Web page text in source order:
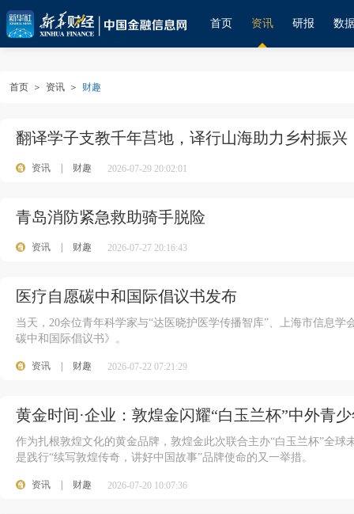
首页 资讯 研报 数
首页 ＞ 资讯 ＞ 财趣
翻译学子支教千年莒地，译行山海助力乡村振兴
资讯 财趣 2026-07-29 20:02:01
青岛消防紧急救助骑手脱险
资讯 财趣 2026-07-27 20:16:43
医疗自愿碳中和国际倡议书发布
当天，20余位青年科学家与“达医晓护医学传播智库”、上海市信息
碳中和国际倡议书》。
资讯 财趣 2026-07-22 07:21:29
黄金时间·企业：敦煌金闪耀“白玉兰杯”中外青
作为扎根敦煌文化的黄金品牌，敦煌金此次联合主办“白玉兰杯”全球
是践行“续写敦煌传奇，讲好中国故事”品牌使命的又一举措。
资讯 财趣 2026-07-20 10:07:36